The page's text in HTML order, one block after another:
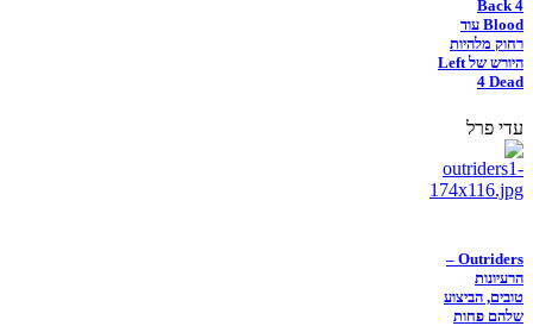
Back 4
Blood עוד
רחוק מלהיות
היורש של Left
4 Dead
עדי פרל
Outriders –
הרעיונות
טובים, הביצוע
שלהם פחות